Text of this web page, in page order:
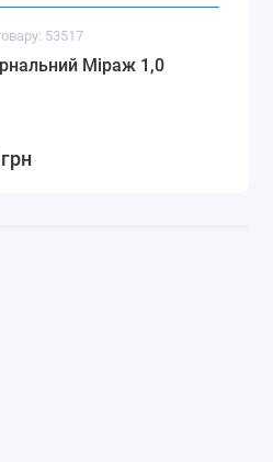
53517
Міраж 1,0